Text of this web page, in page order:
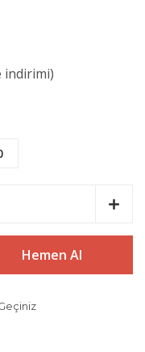
indirimi)
Hemen Al